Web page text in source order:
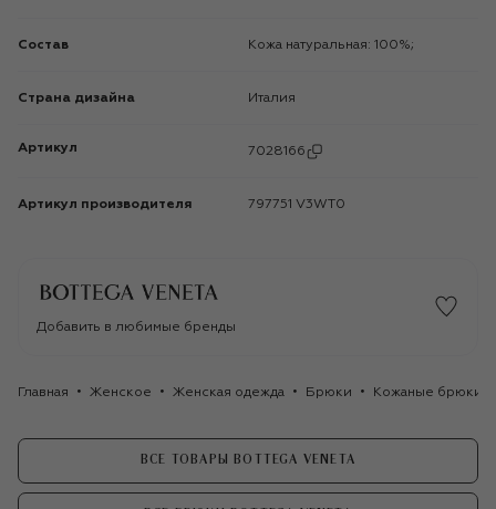
Состав Кожа натуральная: 100%;
Страна дизайна Италия
Артикул 7028166
Артикул производителя 797751 V3WT0
Добавить в любимые бренды
Главная Женское Женская одежда Брюки Кожаные брюки
ВСЕ ТОВАРЫ BOTTEGA VENETA